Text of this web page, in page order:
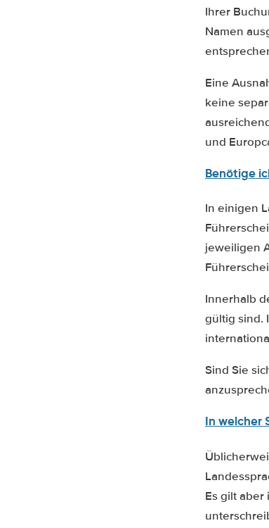
Ihrer
Namen
Eine
keine
und
Benötige
In einigen
jeweiligen
Innerhalb
gültig sind.
Sind Sie
In welcher
Es gilt